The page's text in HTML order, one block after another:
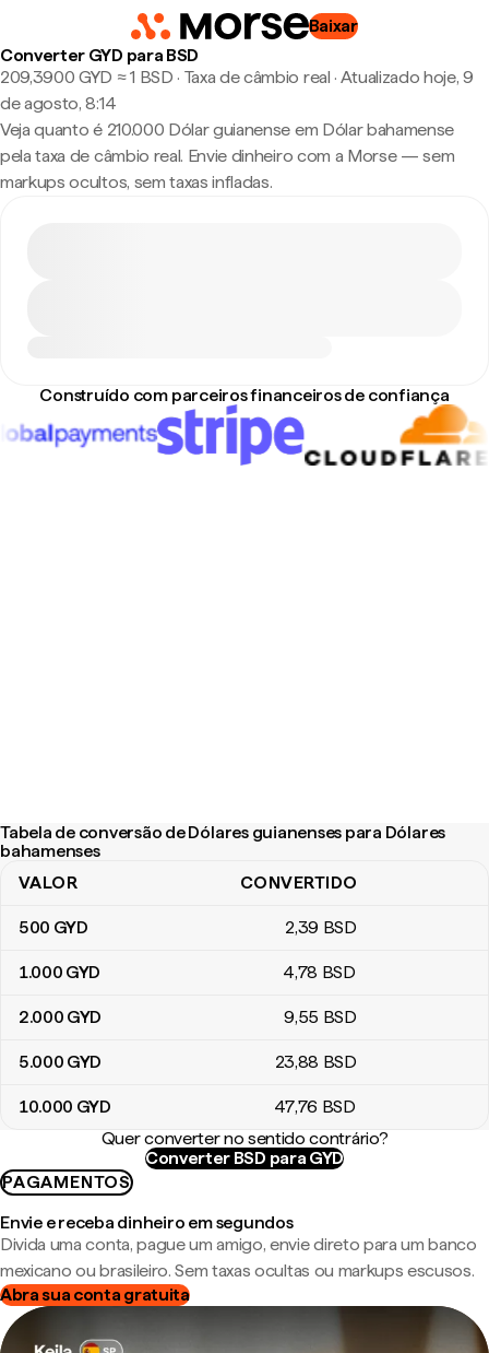
Baixar
Converter GYD para BSD
209,3900 GYD ≈ 1 BSD · Taxa de câmbio real · Atualizado hoje, 9
de agosto, 8:14
Veja quanto é 210.000 Dólar guianense em Dólar bahamense
pela taxa de câmbio real. Envie dinheiro com a Morse — sem
markups ocultos, sem taxas infladas.
Construído com parceiros financeiros de confiança
Tabela de conversão de Dólares guianenses para Dólares
bahamenses
Tabela de conversão de Dólares guianenses para Dólares
VALOR CONVERTIDO
500 GYD 2,39 BSD
1.000 GYD 4,78 BSD
2.000 GYD 9,55 BSD
5.000 GYD 23,88 BSD
10.000 GYD 47,76 BSD
Quer converter no sentido contrário?
Converter BSD para GYD
PAGAMENTOS
Envie e receba dinheiro em segundos
Divida uma conta, pague um amigo, envie direto para um banco
mexicano ou brasileiro. Sem taxas ocultas ou markups escusos.
Abra sua conta gratuita